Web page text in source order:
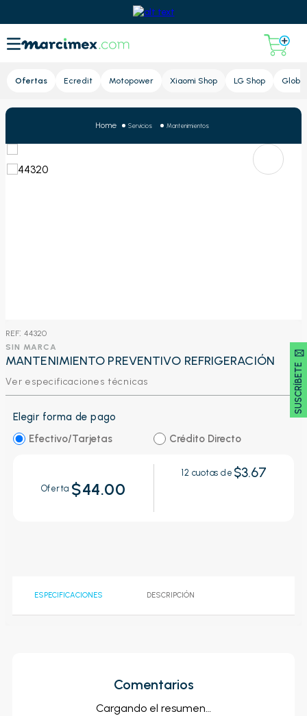
Ofertas Ecredit Motopower Xiaomi Shop LG Shop Global
SUSCRÍBETE 🖂
Servicios Mantenimientos
: 44320
SIN MARCA
MANTENIMIENTO PREVENTIVO REFRIGERACIÓN
Ver especificaciones técnicas
Elegir forma de pago
Efectivo/Tarjetas
Crédito Directo
Oferta $44.00
12 cuotas de $3.67
ESPECIFICACIONES DESCRIPCIÓN
Comentarios
Cargando el resumen…